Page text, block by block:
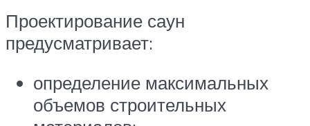
Проектирование саун
предусматривает:
определение максимальных
объемов строительных